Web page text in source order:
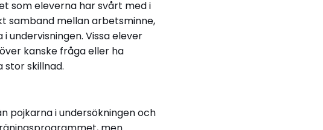
som eleverna har svårt med i
samband mellan arbetsminne,
Vissa elever
kanske fråga eller ha
stor skillnad.
pojkarna i undersökningen och